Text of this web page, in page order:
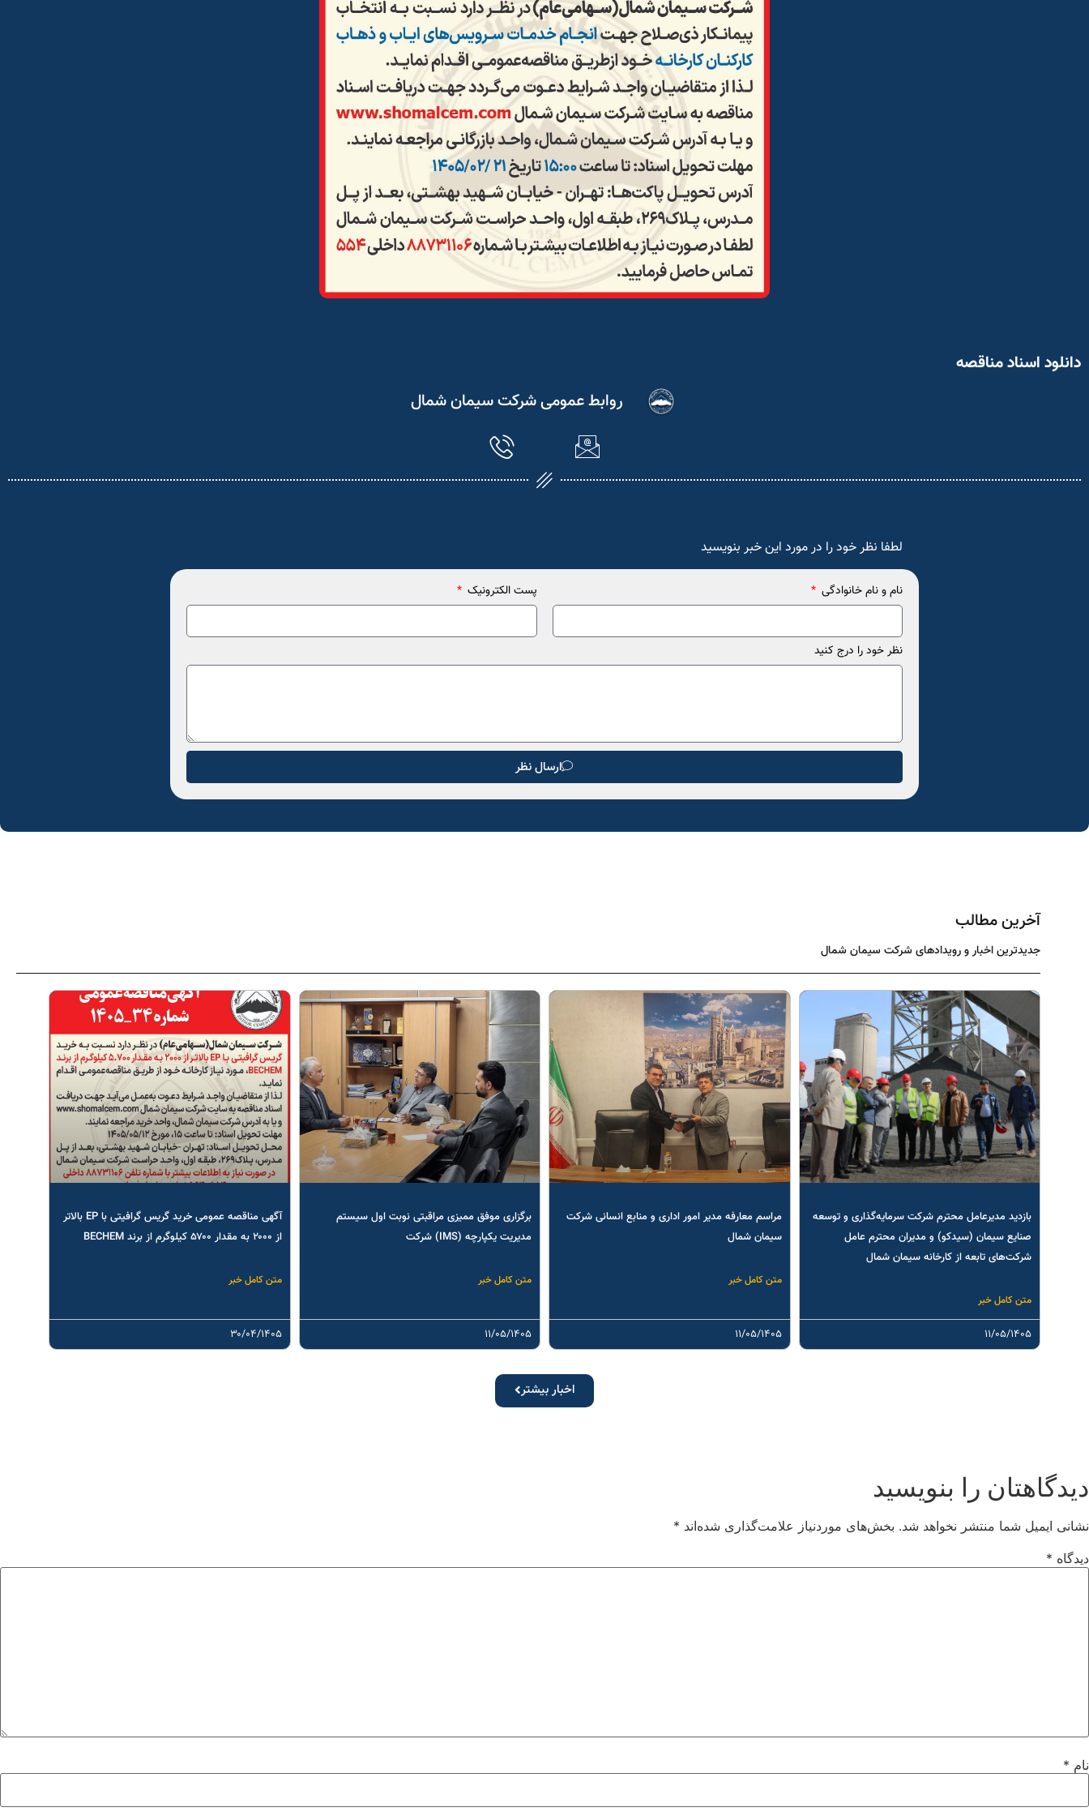
دانلود اسناد مناقصه
روابط عمومی شرکت سیمان شمال
لطفا نظر خود را در مورد این خبر بنویسید
نام و نام خانوادگی پست الکترونیک
نظر خود را درج کنید
ارسال نظر
آخرین مطالب
جدیدترین اخبار و رویدادهای شرکت سیمان شمال
بازدید مدیرعامل محترم شرکت سرمایه‌گذاری و توسعه
صنایع سیمان (سیدکو) و مدیران محترم عامل
شرکت‌های تابعه از کارخانه سیمان شمال
متن کامل خبر
۱۱/۰۵/۱۴۰۵
مراسم معارفه مدیر امور اداری و منابع انسانی شرکت
سیمان شمال
متن کامل خبر
۱۱/۰۵/۱۴۰۵
برگزاری موفق ممیزی مراقبتی نوبت اول سیستم
مدیریت یکپارچه (IMS) شرکت
متن کامل خبر
۱۱/۰۵/۱۴۰۵
آگهی مناقصه عمومی خرید گریس گرافیتی با EP بالاتر
از ۲۰۰۰ به مقدار ۵۷۰۰ کیلوگرم از برند BECHEM
متن کامل خبر
۳۰/۰۴/۱۴۰۵
اخبار بیشتر
دیدگاهتان را بنویسید
نشانی ایمیل شما منتشر نخواهد شد. بخش‌های موردنیاز علامت‌گذاری شده‌اند *
دیدگاه *
نام *